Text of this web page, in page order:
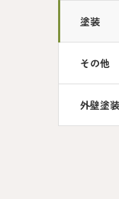
塗装
その他
外壁塗